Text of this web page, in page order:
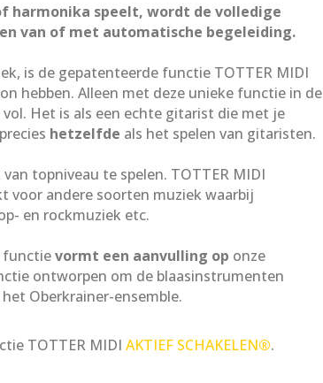
harmonika speelt, wordt de volledige
van of met automatische begeleiding.
is de gepatenteerde functie TOTTER MIDI
hebben. Alleen met deze unieke functie in de
Het is als een echte gitarist die met je
hetzelfde als het spelen van gitaristen.
topniveau te spelen. TOTTER MIDI
voor andere soorten muziek waarbij
en rockmuziek etc.
functievormt een aanvulling op onze
ontworpen om de blaasinstrumenten
Oberkrainer-ensemble.
TOTTER MIDI AKTIEF SCHAKELEN®.